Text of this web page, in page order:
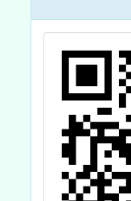
動辦
轉知
塗氟
並每
兒童